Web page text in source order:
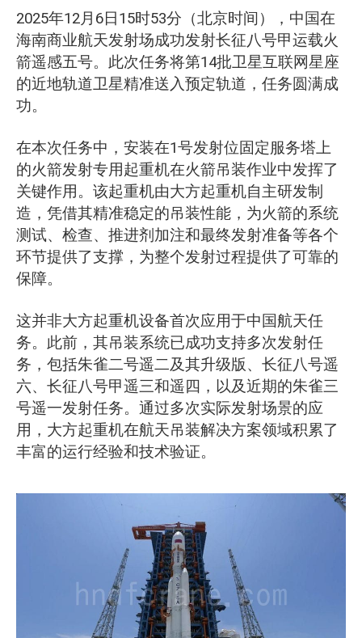
2025年12月6日15时53分（北京时间），中国在
海南商业航天发射场成功发射长征八号甲运载火
箭遥感五号。此次任务将第14批卫星互联网星座
的近地轨道卫星精准送入预定轨道，任务圆满成
功。
在本次任务中，安装在1号发射位固定服务塔上
的火箭发射专用起重机在火箭吊装作业中发挥了
关键作用。该起重机由大方起重机自主研发制
造，凭借其精准稳定的吊装性能，为火箭的系统
测试、检查、推进剂加注和最终发射准备等各个
环节提供了支撑，为整个发射过程提供了可靠的
保障。
这并非大方起重机设备首次应用于中国航天任
务。此前，其吊装系统已成功支持多次发射任
务，包括朱雀二号遥二及其升级版、长征八号遥
六、长征八号甲遥三和遥四，以及近期的朱雀三
号遥一发射任务。通过多次实际发射场景的应
用，大方起重机在航天吊装解决方案领域积累了
丰富的运行经验和技术验证。